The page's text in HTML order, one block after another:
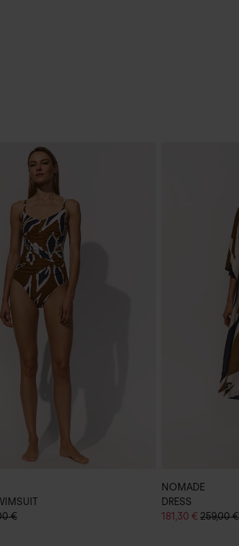
€
NOMADE
DRESS
181,30 € 259,00 €